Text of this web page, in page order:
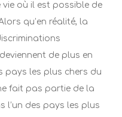
où il est possible de
qu’en réalité, la
de plus en
pays les plus chers du
fait pas partie de la
l’un des pays les plus